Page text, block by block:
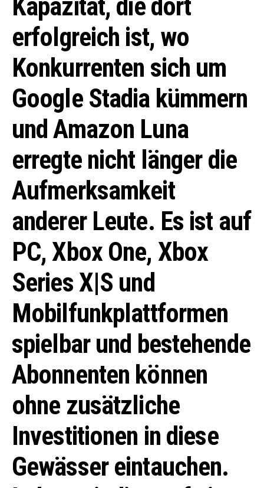
Kapazität, die dort
erfolgreich ist, wo
Konkurrenten sich um
Google Stadia kümmern
und Amazon Luna
erregte nicht länger die
Aufmerksamkeit
anderer Leute. Es ist auf
PC, Xbox One, Xbox
Series X|S und
Mobilfunkplattformen
spielbar und bestehende
Abonnenten können
ohne zusätzliche
Investitionen in diese
Gewässer eintauchen.